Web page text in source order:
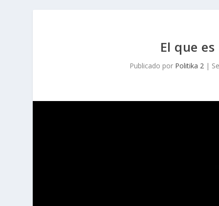
El que
Publicado por Politika 2|